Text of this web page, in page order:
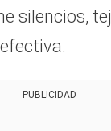
silencios,
PUBLICIDAD